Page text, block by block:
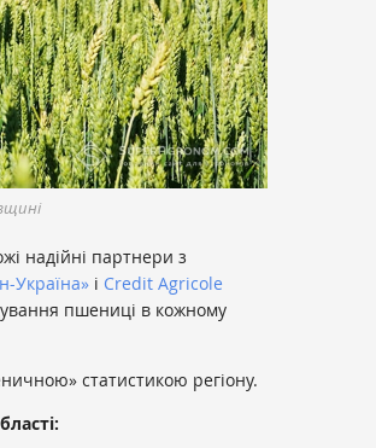
надійні партнери з
Україна» і Credit Agricole
пшениці в кожному
статистикою регіону.